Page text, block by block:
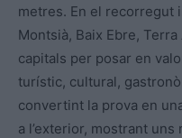
metres. En el recorregut
Montsià, Baix Ebre,
capitals per posar en
turístic, cultural,
convertint la prova en
a l’exterior, mostrant